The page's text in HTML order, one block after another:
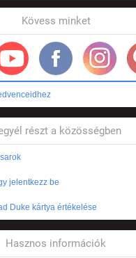
Kövess minket
részt a közösségben
jelentkezz be
Duke kártya értékelése
Hasznos információk